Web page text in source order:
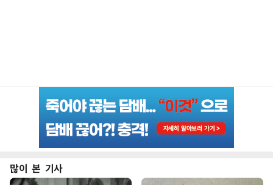
많이 본 기사